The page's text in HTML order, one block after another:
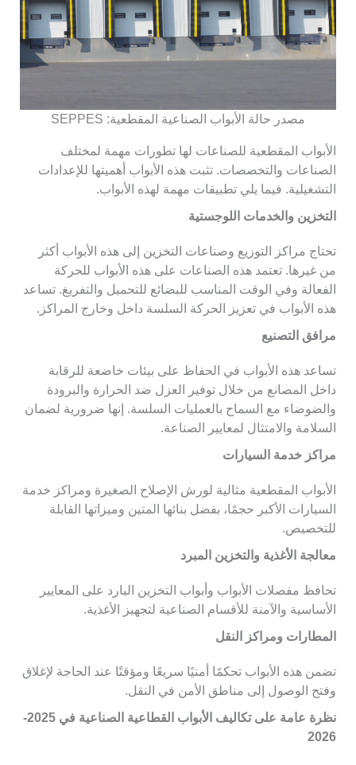
مصدر حالة الأبواب الصناعية المقطعية: SEPPES
الأبواب المقطعية للصناعات لها تطورات مهمة لمختلف
الصناعات والتخصصات. تثبت هذه الأبواب أهميتها للإعدادات
التشغيلية. فيما يلي تطبيقات مهمة لهذه الأبواب.
التخزين والخدمات اللوجستية
تحتاج مراكز التوزيع وصناعات التخزين إلى هذه الأبواب أكثر
من غيرها. تعتمد هذه الصناعات على هذه الأبواب للحركة
الفعالة وفي الوقت المناسب للبضائع للتحميل والتفريغ. تساعد
هذه الأبواب في تعزيز الحركة السلسة داخل وخارج المراكز.
مرافق التصنيع
تساعد هذه الأبواب في الحفاظ على بيئات خاضعة للرقابة
داخل المصانع من خلال توفير العزل ضد الحرارة والبرودة
والضوضاء مع السماح بالعمليات السلسة. إنها ضرورية لضمان
السلامة والامتثال لمعايير الصناعة.
مراكز خدمة السيارات
الأبواب المقطعية مثالية لورش الإصلاح الصغيرة ومراكز خدمة
السيارات الأكبر حجمًا، بفضل بنائها المتين وميزاتها القابلة
للتخصيص.
معالجة الأغذية والتخزين المبرد
تحافظ مفصلات الأبواب وأبواب التخزين البارد على المعايير
الأساسية والآمنة للأقسام الصناعية لتجهيز الأغذية.
المطارات ومراكز النقل
تضمن هذه الأبواب تحكمًا أمنيًا سريعًا ومؤقتًا عند الحاجة لإغلاق
وفتح الوصول إلى مناطق الأمن في النقل.
نظرة عامة على تكاليف الأبواب القطاعية الصناعية في 2025-
2026